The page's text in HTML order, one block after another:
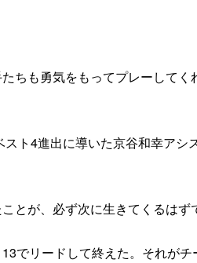
ちも勇気をもってプレーしてく
ト4進出に導いた京谷和幸アシ
とが、必ず次に生きてくるはず
でリードして終えた。それがチ